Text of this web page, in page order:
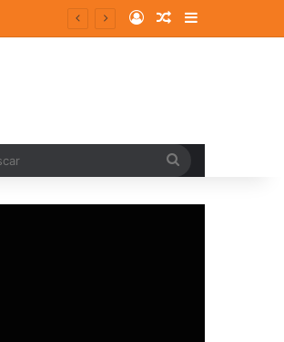
Log InRandom Article
Sidebar